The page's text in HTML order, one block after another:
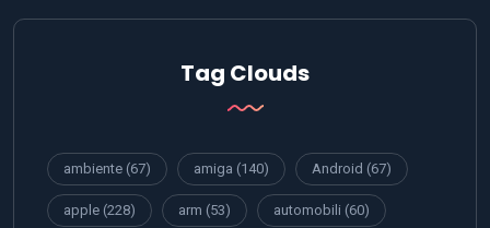
Tag Clouds
ambiente (67) amiga (140) Android (67)
apple (228) arm (53) automobili (60)